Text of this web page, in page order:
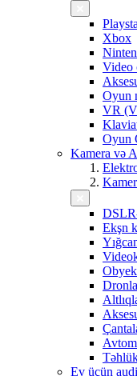
Xbox
Video
Oyun
VR
Oyun
Kamera və
Ekşn
Ev üçün